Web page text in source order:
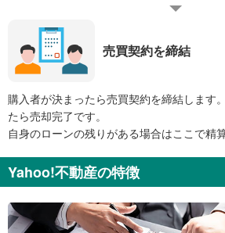
売買契約を締結
購入者が決まったら売買契約を締結します
たら売却完了です。
自身のローンの残りがある場合はここで精算
Yahoo!不動産の特徴